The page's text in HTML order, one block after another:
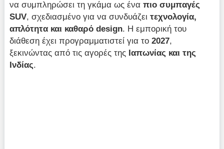
να συμπληρώσει τη γκάμα ως έναπιο συμπαγές
SUV , σχεδιασμένο για να συνδυάζειτεχνολογία,
απλότητα και καθαρό design . Η εμπορική του
διάθεση έχει προγραμματιστεί για το2027
ξεκινώντας από τις αγορές της Ιαπωνίας και της
Ινδίας